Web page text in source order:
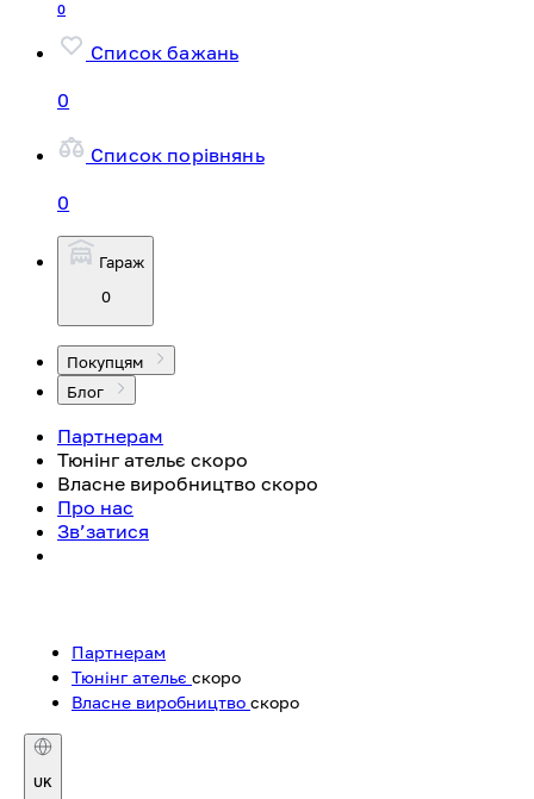
0
Список бажань
0
Список порівнянь
0
Гараж
0
Покупцям
Блог
Партнерам
Тюнінг ательє скоро
Власне виробництво скоро
Про нас
Зв’затися
Партнерам
Тюнінг ательє скоро
Власне виробництво скоро
UK